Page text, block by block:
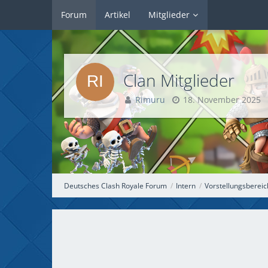
Forum Artikel Mitglieder
Deutsches Clash Royale Forum Intern
Clan Mitglieder
Rimuru 18. November 2025